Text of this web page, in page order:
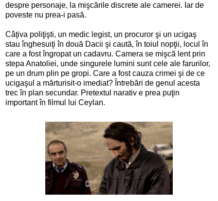
despre personaje, la mişcările discrete ale camerei. Iar de
poveste nu prea-i pasă.
Câţiva poliţişti, un medic legist, un procuror şi un ucigaş
stau înghesuiţi în două Dacii şi caută, în toiul nopţii, locul în
care a fost îngropat un cadavru. Camera se mişcă lent prin
stepa Anatoliei, unde singurele lumini sunt cele ale farurilor,
pe un drum plin pe gropi. Care a fost cauza crimei şi de ce
ucigaşul a mărturisit-o imediat? Întrebări de genul acesta
trec în plan secundar. Pretextul narativ e prea puţin
important în filmul lui Ceylan.